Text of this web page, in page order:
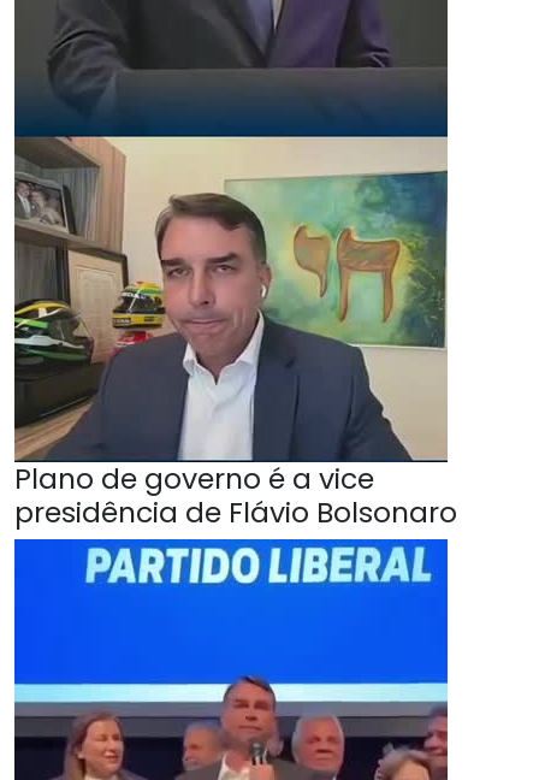
Plano de governo é a vice
presidência de Flávio Bolsonaro